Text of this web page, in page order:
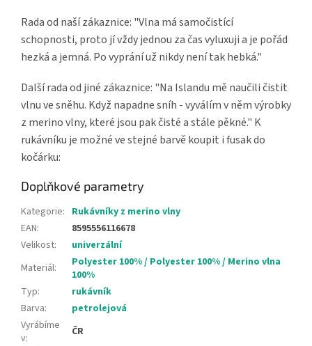
Rada od naší zákaznice: "Vlna má samočistící
schopnosti, proto jí vždy jednou za čas vyluxuji a je pořád
hezká a jemná. Po vyprání už nikdy není tak hebká."
Další rada od jiné zákaznice: "Na Islandu mě naučili čistit
vlnu ve sněhu. Když napadne sníh - vyválím v něm výrobky
z merino vlny, které jsou pak čisté a stále pěkné." K
rukávníku je možné ve stejné barvě koupit i fusak do
kočárku:
Doplňkové parametry
Kategorie: Rukávníky z merino vlny
EAN:
8595556116678
Velikost:
univerzální
Materiál:
Polyester 100% / Polyester 100% / Merino vlna
100%
Typ:
rukávník
Barva:
petrolejová
Vyrábíme
v:
ČR